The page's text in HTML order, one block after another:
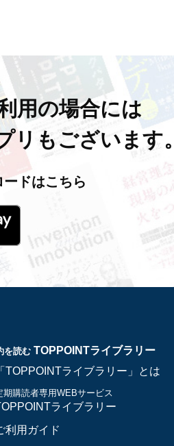
用の場合には
リもございます。
ードはこちら
を読む TOPPOINTライブラリー
「TOPPOINTライブラリー」とは
期購読者専用WEBサービス
ライブラリー
利用ガイド